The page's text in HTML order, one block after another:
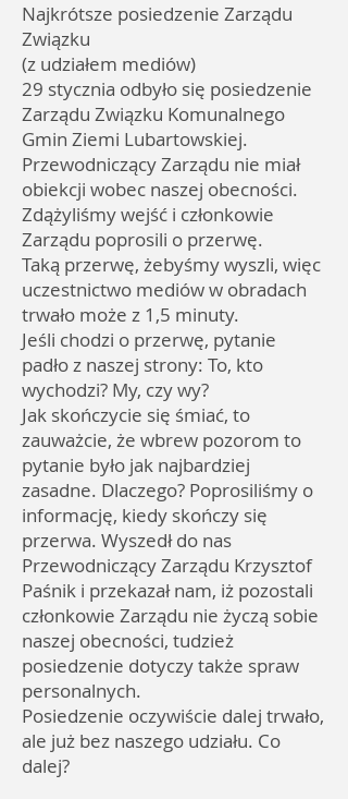
Najkrótsze posiedzenie Zarządu
Związku
(z udziałem mediów)
29 stycznia odbyło się posiedzenie
Zarządu Związku Komunalnego
Gmin Ziemi Lubartowskiej.
Przewodniczący Zarządu nie miał
obiekcji wobec naszej obecności.
Zdążyliśmy wejść i członkowie
Zarządu poprosili o przerwę.
Taką przerwę, żebyśmy wyszli, więc
uczestnictwo mediów w obradach
trwało może z 1,5 minuty.
Jeśli chodzi o przerwę, pytanie
padło z naszej strony: To, kto
wychodzi? My, czy wy?
Jak skończycie się śmiać, to
zauważcie, że wbrew pozorom to
pytanie było jak najbardziej
zasadne. Dlaczego? Poprosiliśmy o
informację, kiedy skończy się
przerwa. Wyszedł do nas
Przewodniczący Zarządu Krzysztof
Paśnik i przekazał nam, iż pozostali
członkowie Zarządu nie życzą sobie
naszej obecności, tudzież
posiedzenie dotyczy także spraw
personalnych.
Posiedzenie oczywiście dalej trwało,
ale już bez naszego udziału. Co
dalej?